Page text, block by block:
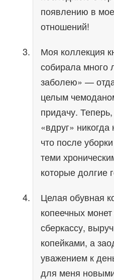
появлению в
отношений!
Моя коллекция
собирала много
заболею» —
целым
придачу.
«вдруг»
что после
теми
которые долгие
Целая обувная
копеечных
сберкассу,
копейками, а
уважением к
для меня